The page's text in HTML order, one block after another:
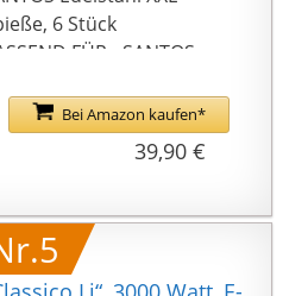
6 Stück
FÜR - SANTOS
S-318, SANTOS
518, SANTOS E-418,
bereiten
leckere Fleisch-,
und sonstige
Bei Amazon kaufen*
39,90 €